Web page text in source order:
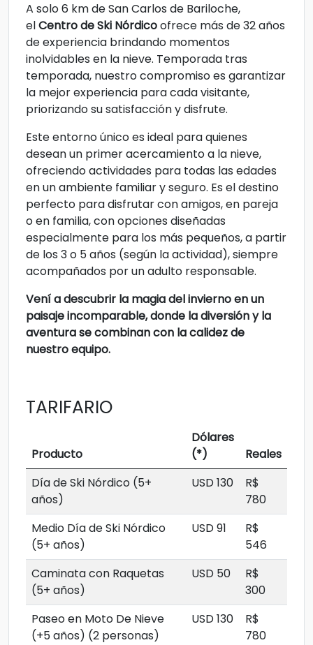
A solo 6 km de San Carlos de Bariloche,
elCentro de Ski Nórdicoofrece más de 32 años
de experiencia brindando momentos
inolvidables en la nieve. Temporada tras
temporada, nuestro compromiso es garantizar
la mejor experiencia para cada visitante,
priorizando su satisfacción y disfrute.
Este entorno único es ideal para quienes
desean un primer acercamiento a la nieve,
ofreciendo actividades para todas las edades
en un ambiente familiar y seguro. Es el destino
perfecto para disfrutar con amigos, en pareja
o en familia, con opciones diseñadas
especialmente para los más pequeños, a partir
de los 3 o 5 años (según la actividad), siempre
acompañados por un adulto responsable.
Vení a descubrir la magia del invierno en un
paisaje incomparable, donde la diversión y la
aventura se combinan con la calidez de
nuestro equipo.
TARIFARIO
Producto
Dólares
(*)
Reales
Día de Ski Nórdico (5+
años)
USD 130
R$
780
Medio Día de Ski Nórdico
(5+ años)
USD 91
R$
546
Caminata con Raquetas
(5+ años)
USD 50
R$
300
Paseo en Moto De Nieve
(+5 años) (2 personas)
USD 130
R$
780